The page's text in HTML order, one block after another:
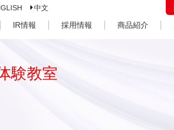
中文
IR情報 採用情報 商品紹介
験教室